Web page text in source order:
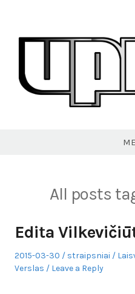
content
All posts
Edita
Posted
on
2015-03-30 Author
straipsniai
Verslas
Leave a Reply